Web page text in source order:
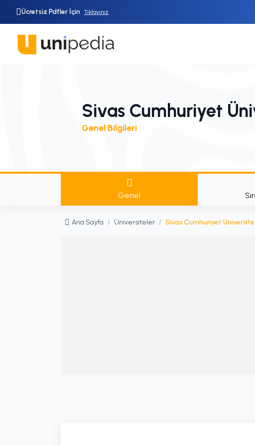
Ücretsiz Pdfler İçin Tıklayınız
Sivas Cumhuriyet
Genel Bilgileri
Genel
Ana Sayfa / Üniversiteler / Sivas Cumhuriyet